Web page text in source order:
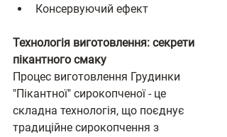
Консервуючий ефект
Технологія виготовлення: секрети
пікантного смаку
Процес виготовлення Грудинки
"Пікантної" сирокопченої - це
складна технологія, що поєднує
традиційне сирокопчення з